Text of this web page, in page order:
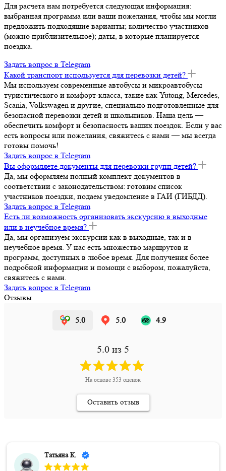
Для расчета нам потребуется следующая информация:
выбранная программа или ваши пожелания, чтобы мы могли
предложить подходящие варианты; количество участников
(можно приблизительное); даты, в которые планируется
поездка.
Задать вопрос в Telegram
Какой транспорт используется для перевозки детей?
Мы используем современные автобусы и микроавтобусы
туристического и комфорт-класса, такие как Yutong, Mercedes,
Scania, Volkswagen и другие, специально подготовленные для
безопасной перевозки детей и школьников. Наша цель —
обеспечить комфорт и безопасность ваших поездок. Если у вас
есть вопросы или пожелания, свяжитесь с нами — мы всегда
готовы помочь!
Задать вопрос в Telegram
Вы оформляете документы для перевозки групп детей?
Да, мы оформляем полный комплект документов в
соответствии с законодательством: готовим список
участников поездки, подаем уведомление в ГАИ (ГИБДД).
Задать вопрос в Telegram
Есть ли возможность организовать экскурсию в выходные
или в неучебное время?
Да, мы организуем экскурсии как в выходные, так и в
неучебное время. У нас есть множество маршрутов и
программ, доступных в любое время. Для получения более
подробной информации и помощи с выбором, пожалуйста,
свяжитесь с нами.
Задать вопрос в Telegram
Отзывы
5.0 5.0 4.9
5.0 из 5
На основе 353 оценок
Оставить отзыв
Татьяна К.